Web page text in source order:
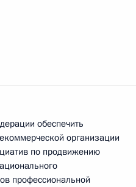
обеспечить
организации
по продвижению
профессиональной